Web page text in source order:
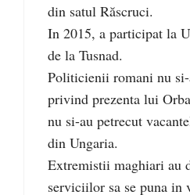
din satul Răscruci.
In 2015, a participat la
de la Tusnad.
Politicienii romani nu
privind prezenta lui
nu si-au petrecut
din Ungaria.
Extremistii maghiari au
serviciilor sa se puna in